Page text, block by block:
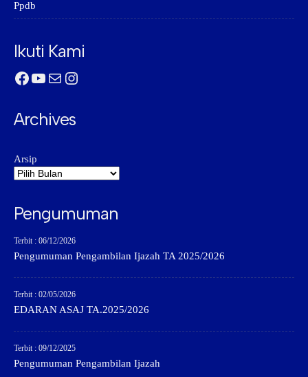
Ppdb
Ikuti Kami
Facebook
YouTube
MailInstagram
Archives
Arsip
Pengumuman
Terbit : 06/12/2026
Pengumuman Pengambilan Ijazah TA 2025/2026
Terbit : 02/05/2026
EDARAN ASAJ TA.2025/2026
Terbit : 09/12/2025
Pengumuman Pengambilan Ijazah